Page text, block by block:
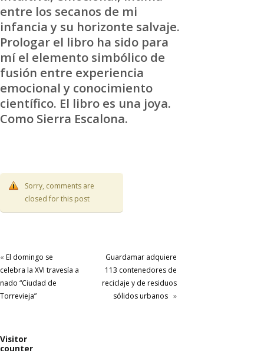
entre los secanos de mi
infancia y su horizonte salvaje.
Prologar el libro ha sido para
mí el elemento simbólico de
fusión entre experiencia
emocional y conocimiento
científico. El libro es una joya.
Como Sierra Escalona.
Sorry, comments are
closed for this post
« El domingo se
celebra la XVI travesía a
nado “Ciudad de
Torrevieja”
Guardamar adquiere
113 contenedores de
reciclaje y de residuos
sólidos urbanos »
Visitor
counter